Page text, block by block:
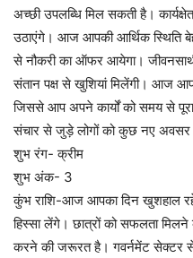
अच्छी उपलब्धि मिल सकती है।
उठाएंगे। आज आपकी आर्थिक स्थिति
से नौकरी का ऑफर आयेगा।
संतान पक्ष से खुशियां मिलेंगी। आज
जिससे आप अपने कार्यों को समय से
संचार से जुड़े लोगों को कुछ नए अवसर
शुभ रंग- क्रीम
शुभ अंक- 3
कुंभ राशि-आज आपका दिन खुशहाल
हिस्सा लेंगे। छात्रों को सफलता
करने की जरूरत है। गवर्नमेंट सेक्टर से